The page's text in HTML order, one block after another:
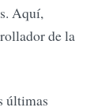
Aquí,
de la
últimas